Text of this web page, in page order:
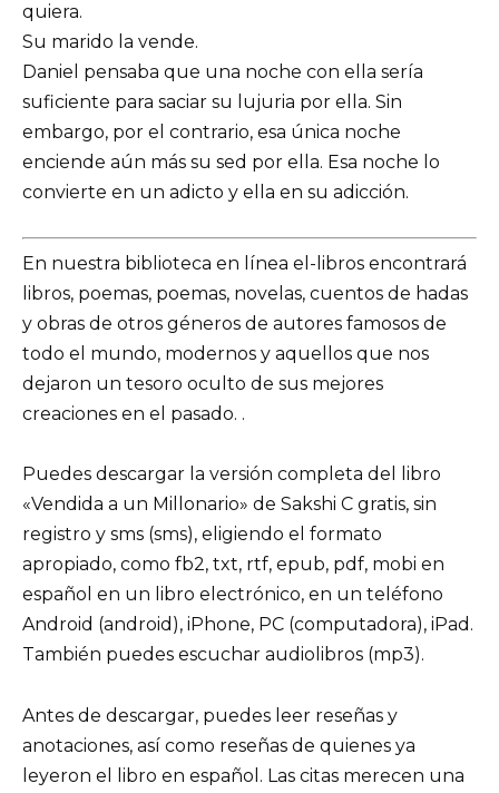
quiera.
Su marido la vende.
Daniel pensaba que una noche con ella sería
suficiente para saciar su lujuria por ella. Sin
embargo, por el contrario, esa única noche
enciende aún más su sed por ella. Esa noche lo
convierte en un adicto y ella en su adicción.
En nuestra biblioteca en línea el-libros encontrará
libros, poemas, poemas, novelas, cuentos de hadas
y obras de otros géneros de autores famosos de
todo el mundo, modernos y aquellos que nos
dejaron un tesoro oculto de sus mejores
creaciones en el pasado. .
Puedes descargar la versión completa del libro
«Vendida a un Millonario» de Sakshi C gratis, sin
registro y sms (sms), eligiendo el formato
apropiado, como fb2, txt, rtf, epub, pdf, mobi en
español en un libro electrónico, en un teléfono
Android (android), iPhone, PC (computadora), iPad.
También puedes escuchar audiolibros (mp3).
Antes de descargar, puedes leer reseñas y
anotaciones, así como reseñas de quienes ya
leyeron el libro en español. Las citas merecen una